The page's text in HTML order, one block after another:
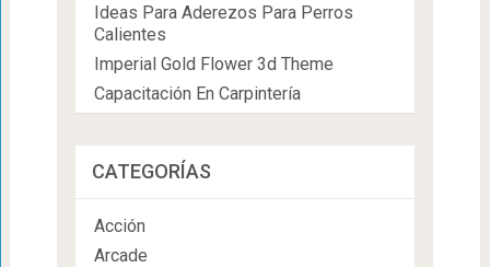
Ideas Para Aderezos Para Perros
Calientes
Imperial Gold Flower 3d Theme
Capacitación En Carpintería
CATEGORÍAS
Acción
Arcade